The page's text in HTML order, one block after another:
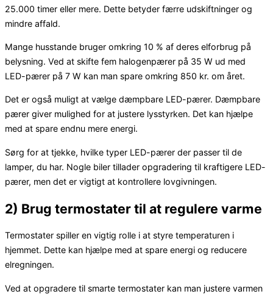
25.000 timer eller mere. Dette betyder færre udskiftninger og
mindre affald.
Mange husstande bruger omkring 10 % af deres elforbrug på
belysning. Ved at skifte fem halogenpærer på 35 W ud med
LED-pærer på 7 W kan man spare omkring 850 kr. om året.
Det er også muligt at vælge dæmpbare LED-pærer. Dæmpbare
pærer giver mulighed for at justere lysstyrken. Det kan hjælpe
med at spare endnu mere energi.
Sørg for at tjekke, hvilke typer LED-pærer der passer til de
lamper, du har. Nogle biler tillader opgradering til kraftigere LED-
pærer, men det er vigtigt at kontrollere lovgivningen.
2) Brug termostater til at regulere varme
Termostater spiller en vigtig rolle i at styre temperaturen i
hjemmet. Dette kan hjælpe med at spare energi og reducere
elregningen.
Ved at opgradere til smarte termostater kan man justere varmen